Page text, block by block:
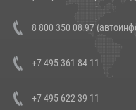
Состоялась рабочая встреча
генерала армии Виктора
представителя Президента
Кавказском федеральном
8 800 350 08 97
+7 495 361 84 11
+7 495 622 39 11